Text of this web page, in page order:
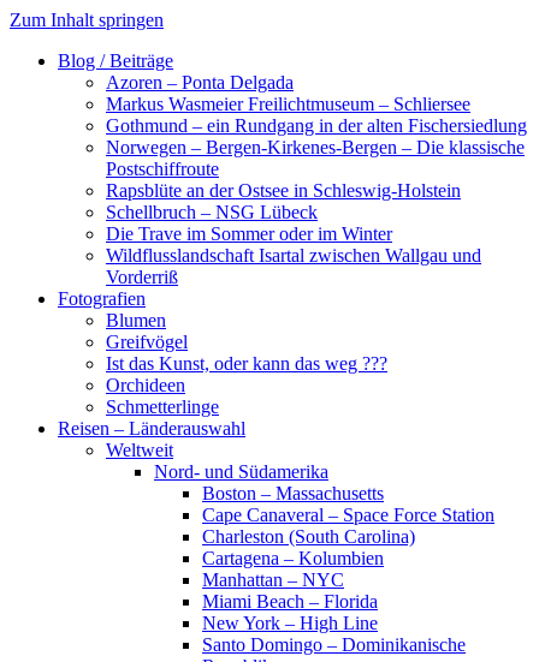
Zum Inhalt springen
Blog / Beiträge
Azoren – Ponta Delgada
Markus Wasmeier Freilichtmuseum – Schliersee
Gothmund – ein Rundgang in der alten Fischersiedlung
Norwegen – Bergen-Kirkenes-Bergen – Die klassische
Postschiffroute
Rapsblüte an der Ostsee in Schleswig-Holstein
Schellbruch – NSG Lübeck
Die Trave im Sommer oder im Winter
Wildflusslandschaft Isartal zwischen Wallgau und
Vorderriß
Fotografien
Blumen
Greifvögel
Ist das Kunst, oder kann das weg ???
Orchideen
Schmetterlinge
Reisen – Länderauswahl
Weltweit
Nord- und Südamerika
Boston – Massachusetts
Cape Canaveral – Space Force Station
Charleston (South Carolina)
Cartagena – Kolumbien
Manhattan – NYC
Miami Beach – Florida
New York – High Line
Santo Domingo – Dominikanische